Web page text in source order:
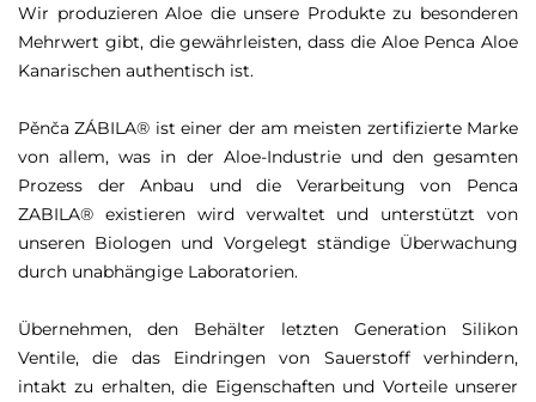
Wir produzieren Aloe die unsere Produkte zu besonderen
Mehrwert gibt, die gewährleisten, dass die Aloe Penca Aloe
Kanarischen authentisch ist.
Pěnča ZÁBILA® ist einer der am meisten zertifizierte Marke
von allem, was in der Aloe-Industrie und den gesamten
Prozess der Anbau und die Verarbeitung von Penca
ZABILA® existieren wird verwaltet und unterstützt von
unseren Biologen und Vorgelegt ständige Überwachung
durch unabhängige Laboratorien.
Übernehmen, den Behälter letzten Generation Silikon
Ventile, die das Eindringen von Sauerstoff verhindern,
intakt zu erhalten, die Eigenschaften und Vorteile unserer